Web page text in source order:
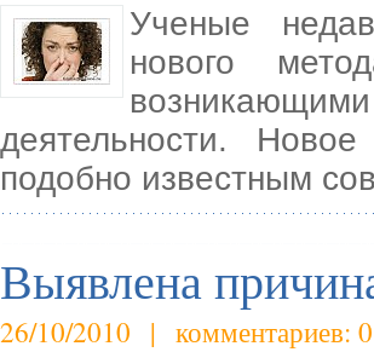
Ученые
нового
деятельности.
подобно известным
Выявлена
26/10/2010 | комментариев: 0